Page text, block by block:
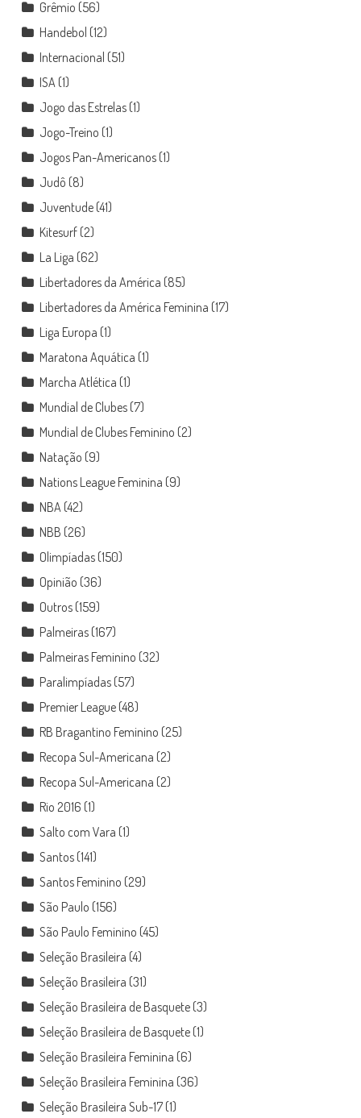
Grêmio (56)
Handebol (12)
Internacional (51)
ISA(1)
Jogo das Estrelas(1)
Jogo-Treino (1)
Jogos Pan-Americanos(1)
Judô (8)
Juventude(41)
Kitesurf(2)
La Liga (62)
Libertadores da América (85)
Libertadores da América Feminina (17)
Liga Europa (1)
Maratona Aquática (1)
Marcha Atlética (1)
Mundial de Clubes(7)
Mundial de Clubes Feminino (2)
Natação (9)
Nations League Feminina (9)
NBA(42)
NBB (26)
Olimpíadas(150)
Opinião (36)
Outros(159)
Palmeiras(167)
Palmeiras Feminino (32)
Paralimpíadas(57)
Premier League(48)
RB Bragantino Feminino (25)
Recopa Sul-Americana (2)
Recopa Sul-Americana (2)
Rio 2016 (1)
Salto com Vara (1)
Santos(141)
Santos Feminino (29)
São Paulo (156)
São Paulo Feminino (45)
Seleção Brasileira (4)
Seleção Brasileira (31)
Seleção Brasileira de Basquete(3)
Seleção Brasileira de Basquete(1)
Seleção Brasileira Feminina (6)
Seleção Brasileira Feminina (36)
Seleção Brasileira Sub-17(1)